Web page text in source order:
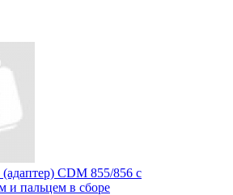
CDM 855/856 c
и пальцем в сборе